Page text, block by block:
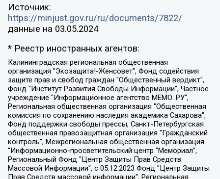
Источник:
https://minjust.gov.ru/ru/documents/7822/
данные на 03.05.2024
* Реестр иностранных агентов:
Калининградская региональная общественная организация "Экозащита!-Женсовет", Фонд содействия защите прав и свобод граждан "Общественный вердикт", Фонд "Институт Развития Свободы Информации", Частное учреждение "Информационное агентство МЕМО. РУ", Региональная общественная организация "Общественная комиссия по сохранению наследия академика Сахарова", Фонд поддержки свободы прессы, Санкт-Петербургская общественная правозащитная организация "Гражданский контроль", Межрегиональная общественная организация "Информационно-просветительский центр "Мемориал", Региональный Фонд "Центр Защиты Прав Средств Массовой Информации", с 05.12.2023 Фонд "Центр Защиты Прав Средств массовой информации", Региональная общественная благотворительная организация помощи беженцам и мигрантам "Гражданское содействие", Негосударственное образовательное учреждение дополнительного профессионального образования (повышение квалификации) специалистов "АКАДЕМИЯ ПО ПРАВАМ ЧЕЛОВЕКА", Свердловская региональная общественная организация "Сутяжник", Автономная некоммерческая организация "Центр независимых социологических исследований", Союз общественных объединений "Российский исследовательский центр по правам человека", Региональное общественное учреждение научно-информационный центр "МЕМОРИАЛ", Некоммерческая организация "Фонд защиты гласности", Автономная некоммерческая организация "Институт прав человека", Городская общественная организация "Екатеринбургское общество "МЕМОРИАЛ", Городская общественная организация "Рязанское историко-просветительское и правозащитное общество "Мемориал" (Рязанский Мемориал), Челябинский региональный орган общественной самодеятельности – женское общественное объединение "Женщины Евразии", Челябинский региональный орган общественной самодеятельности "Уральская правозащитная группа", Фонд содействия защите здоровья и социальной справедливости имени Андрея Рылькова, Автономная Некоммерческая Организация "Аналитический Центр Юрия Левады", Автономная некоммерческая организация социальной поддержки населения "Проект Апрель", Региональная общественная организация помощи женщинам и детям, находящимся в кризисной ситуации "Информационно-методический центр "Анна", Фонд содействия развитию массовых коммуникаций и правовому просвещению "Так-так-Так", Фонд содействия устойчивому развитию "Серебряная тайга", Свердловский региональный общественный фонд социальных проектов "Новое время", "Idel.Реалии", Кавказ.Реалии, Крым.Реалии, Телеканал Настоящее Время, Татаро-башкирская служба Радио Свобода (Azatliq Radiosi), Радио Свободная Европа/Радио Свобода (PCE/PC), "Сибирь.Реалии", "Фактограф", Благотворительный фонд помощи осужденным и их семьям, Автономная некоммерческая организация "Институт глобализации и социальных движений", Фонд "В защиту прав заключенных", Частное учреждение "Центр поддержки и содействия развитию средств массовой информации", Пензенский региональный общественный благотворительный фонд "Гражданский союз", "Север.Реалии", Некоммерческая организация Фонд "Правовая инициатива", Общество с ограниченной ответственностью "Радио Свободная Европа/Радио Свобода", Чешское информационное агентство "MEDIUM-ORIENT", Красноярская региональная общественная организация "Мы против СПИДа", Камалягин Денис Николаевич, Маркелов Сергей Евгеньевич, Пономарев Лев Александрович, Савицкая Людмила Алексеевна, Автономная некоммерческая организация "Центр по работе с проблемой насилия "НАСИЛИЮ.НЕТ", Межрегиональный профессиональный союз работников здравоохранения "Альянс врачей", Юридическое лицо, зарегистрированное в Латвийской Республике, SIA "Medusa Project" (регистрационный номер 40103797863, дата регистрации 10.06.2014), Некоммерческая организация "Фонд по борьбе с коррупцией", Автономная некоммерческая организация "Институт права и публичной политики", Баданин Роман Сергеевич, Гликин Максим Александрович, Железнова Мария Михайловна, Лукьянова Юлия Сергеевна, Маетная Елизавета Витальевна, Маняхин Петр Борисович, Чуракова Ольга Владимировна, Ярош Юлия Петровна, Юридическое лицо "The Insider SIA", зарегистрированное в Риге, Латвийская Республика (дата регистрации 26.06.2015), являющееся администратором доменного имени интернет-издания "The Insider SIA", https://theins.ru, Постернак Алексей Евгеньевич, Рубин Михаил Аркадьевич, Анин Роман Александрович, Юридическое лицо Istories fonds, зарегистрированное в Латвийской Республике (регистрационный номер 50008295751, дата регистрации 24.02.2020), Великовский Дмитрий Александрович, Долинина Ирина Николаевна, Мароховская Алеся Алексеевна, Шлейнов Роман Юрьевич, Шмагун Олеся Валентиновна, Общество с ограниченной ответственностью "Альтаир 2021", Общество с ограниченной ответственностью "Вега 2021", Общество с ограниченной ответственностью "Главный редактор 2021", Общество с ограниченной ответственностью "Ромашки монолит", Важенков Артем Валерьевич, Ивановская областная общественная организация "Центр гендерных исследований", Гурман Юрий Альбертович, Медиапроект "ОВД-Инфо", Егоров Владимир Владимирович, Жилинский Владимир Александрович, Общество с ограниченной ответственностью "ЗП", Иванова София Юрьевна, Карезина Инна Павловна, Кильтау Екатерина Викторовна, Петров Алексей Викторович, Пискунов Сергей Евгеньевич, Смирнов Сергей Сергеевич, Тихонов Михаил Сергеевич, Общество с ограниченной ответственностью "ЖУРНАЛИСТ-ИНОСТРАННЫЙ АГЕНТ", Арапова Галина Юрьевна, Вольтская Татьяна Анатольевна, Американская компания "Mason G.E.S. Anonymous Foundation" (США), являющаяся владельцем интернет-издания https://mnews.world/, Компания "Stichting Bellingcat", зарегистрированная в Нидерландах (дата регистрации 11.07.2018), Захаров Андрей Вячеславович, Клепиковская Екатерина Дмитриевна, Общество с ограниченной ответственностью "МЕМО", Перл Роман Александрович, Симонов Евгений Алексеевич, Соловьева Елена Анатольевна, Сотников Даниил Владимирович, Сурначева Елизавета Дмитриевна, Автономная некоммерческая организация по защите прав человека и информированию населения "Якутия – Наше Мнение", Общество с ограниченной ответственностью "Москоу диджитал медиа", с 26.01.2023 Общество с ограниченной ответственностью "Чайка Белые сады", Ветошкина Валерия Валерьевна, Заговора Максим Александрович, Межрегиональное общественное движение "Российская ЛГБТ - сеть", Оленичев Максим Владимирович, Павлов Иван Юрьевич, Скворцова Елена Сергеевна, Общество с ограниченной ответственностью "Как бы инагент", Кочетков Игорь Викторович, Общество с ограниченной ответственностью "Честные выборы", Еланчик Олег Александрович, Общество с ограниченной ответственностью "Нобелевский призыв", Гималова Регина Эмилевна, Григорьев Андрей Валерьевич, Григорьева Алина Александровна, Ассоциация по содействию защите прав призывников, альтернативнослужащих и военнослужащих "Правозащитная группа "Гражданин.Армия.Право", Хисамова Регина Фаритовна, Автономная некоммерческая организация по реализации социально-правовых программ "Лилит", Дальневосточное общественное движение "Маяк", Санкт-Петербургская ЛГБТ-инициативная группа "Выход", Инициативная группа ЛГБТ+ "Реверс", Алексеев Андрей Викторович, Бекбулатова Таисия Львовна, Беляев Иван Михайлович, Владыкина Елена Сергеевна, Гельман Марат Александрович, Никульшина Вероника Юрьевна, Толоконникова Надежда Андреевна, Шендерович Виктор Анатольевич, Общество с ограниченной ответственностью "Данное сообщение", Общество с ограниченной ответственностью Издательский дом "Новая глава", Айнбиндер Александра Александровна, Московский комьюнити-центр для ЛГБТ+инициатив, Благотворительный фонд развития филантропии, Deutsche Welle (Германия, Kurt-Schumacher-Strasse 3, 53113 Bonn), Борзунова Мария Михайловна, Воробьев Виктор Викторович, Голубева Анна Львовна, Константинова Алла Михайловна, Малкова Ирина Владимировна, Мурадов Мурад Абдулгалимович, Осетинская Елизавета Николаевна, Понасенков Евгений Николаевич, Ганапольский Матвей Юрьевич, Киселев Евгений Алексеевич, Борухович Ирина Григорьевна, Дремин Иван Тимофеевич, Дубровский Дмитрий Викторович, Красноярская региональная общественная организация поддержки и развития альтернативных образовательных технологий и межкультурных коммуникаций "ИНТЕРРА", Маяковская Екатерина Алексеевна, Фейгин Марк Захарович, Филимонов Андрей Викторович, Дзугкоева Регина Николаевна, Доброхотов Роман Александрович, Дудь Юрий Александрович, Елкин Сергей Владимирович, Кругликов Кирилл Игоревич, Сабунаева Мария Леонидовна, Семенов Алексей Владимирович, Шаинян Карен Багратович, Шульман Екатерина Михайловна, Асафьев Артур Валерьевич, Вахштайн Виктор Семенович, Венедиктов Алексей Алексеевич, Лушникова Екатерина Евгеньевна, Волков Леонид Михайлович, Невзоров Александр Глебович, Пархоменко Сергей Борисович, Сироткин Ярослав Николаевич, Кара-Мурза Владимир Владимирович, Баранова Наталья Владимировна, Гозман Леонид Яковлевич, Кагарлицкий Борис Юльевич, Климарев Михаил Валерьевич, Милов Владимир Станиславович, Автономная некоммерческая организация Краснодарский центр современного искусства "Типография", Моргенштерн Алишер Тагирович, Соболь Любовь Эдуардовна, Общество с ограниченной ответственностью "ЛИЗА НОРМ", Каспаров Гарри Кимович, Ходорковский Михаил Борисович, Общество с ограниченной ответственностью "Апрельские тезисы", Данилович Ирина Брониславовна, Кашин Олег Владимирович, Петров Николай Владимирович, Пивоваров Алексей Владимирович, Соколов Михаил Владимирович, Цветкова Юлия Владимировна, Чичваркин Евгений Александрович, Комитет против пыток/Команда против пыток, Общество с ограниченной ответственностью "Первый научный", Общество с ограниченной ответственностью "Вертолет и ко", Белоцерковская Вероника Борисовна, Кац Максим Евгеньевич, Лазарева Татьяна Юрьевна, Шаведдинов Руслан Табризович, Яшин Илья Валерьевич, Общество с ограниченной ответственностью "Иноагент ААВ", Алешковский Дмитрий Петрович, Альбац Евгения Марковна, Быков Дмитрий Львович, Галямина Юлия Евгеньевна, Лойко Сергей Леонидович, Мартынов Кирилл Константинович, Медведев Сергей Александрович, Крашенинников Федор Геннадиевич, Гордеева Катерина Вл